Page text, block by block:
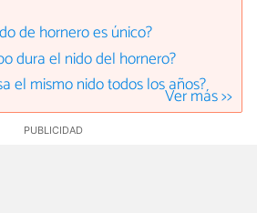
de hornero es único?
dura el nido del hornero?
el mismo nido todos los años?
Ver más >>